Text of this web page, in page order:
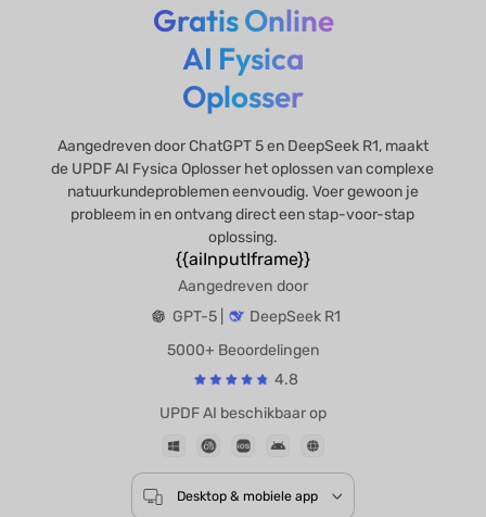
Gratis Online
AI Fysica
Oplosser
Aangedreven door ChatGPT 5 en DeepSeek R1, maakt
de UPDF AI Fysica Oplosser het oplossen van complexe
natuurkundeproblemen eenvoudig. Voer gewoon je
probleem in en ontvang direct een stap-voor-stap
oplossing.
{{aiInputIframe}}
Aangedreven door
5000+ Beoordelingen
UPDF AI beschikbaar op